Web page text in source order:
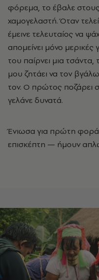
φόρεμα, το έβαλε
χαμογελαστή. Όταν
έμεινε τελευταίος να
απομείνει μόνο μερικές
του παίρνει μια
μου ζητάει να τον
τον. Ο πρώτος ποζάρει
γελάνε δυνατά.
Ένιωσα για πρώτη φορά
επισκέπτη — ήμουν